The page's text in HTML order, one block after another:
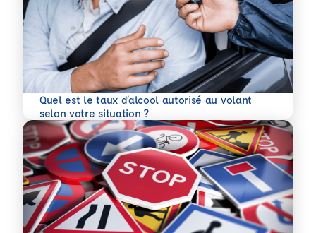
Quel est le taux d’alcool autorisé au volant
selon votre situation ?
En savoir plus